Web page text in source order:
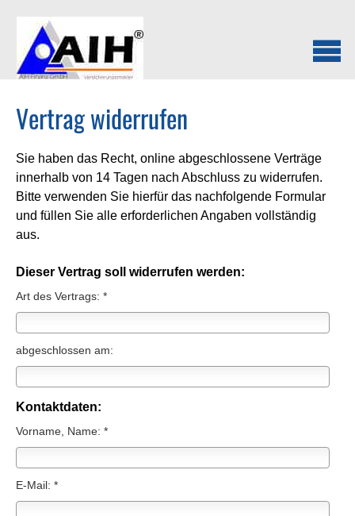
Vertrag widerrufen
Sie haben das Recht, online abgeschlossene Verträge
innerhalb von 14 Tagen nach Abschluss zu widerrufen.
Bitte verwenden Sie hierfür das nachfolgende Formular
und füllen Sie alle erforderlichen Angaben vollständig
aus.
Dieser Vertrag soll widerrufen werden:
Art des Vertrags: *
abgeschlossen am:
Kontaktdaten:
Vorname, Name: *
E-Mail: *